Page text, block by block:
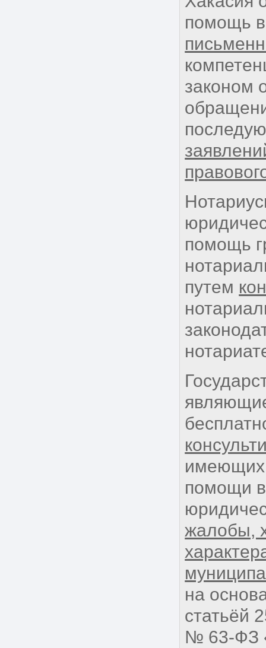
помощь
законом
помощь
путем
имеющих
помощи в
жалобы,
на
статьёй
№ 63-ФЗ